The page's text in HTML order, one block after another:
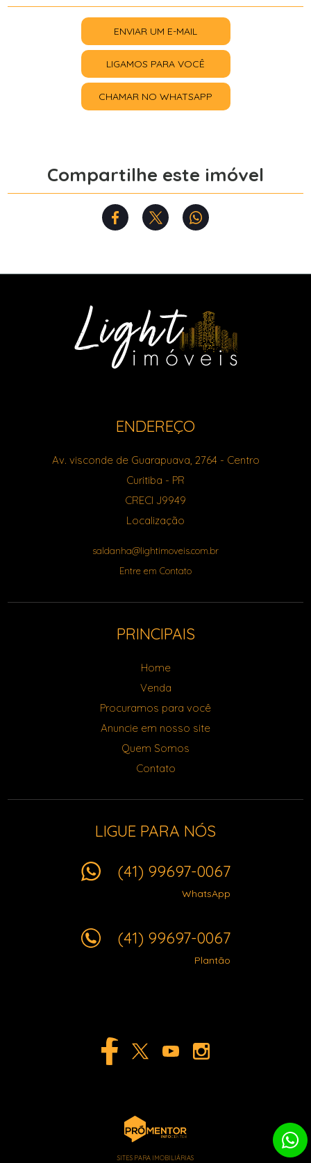
ENVIAR UM E-MAIL
LIGAMOS PARA VOCÊ
CHAMAR NO WHATSAPP
Compartilhe este imóvel
ENDEREÇO
Av. visconde de Guarapuava, 2764- Centro
Curitiba - PR
CRECI J9949
Localização
saldanha@lightimoveis.com.br
Entre em Contato
PRINCIPAIS
Home
Venda
Procuramos para você
Anuncie em nosso site
Quem Somos
Contato
LIGUE PARA NÓS
(41) 99697-0067
WhatsApp
(41) 99697-0067
Plantão
SITES PARA IMOBILIÁRIAS